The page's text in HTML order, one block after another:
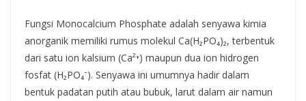
Fungsi Monocalcium Phosphate adalah senyawa kimia
anorganik memiliki rumus molekul Ca(H₂PO₄)₂, terbentuk
dari satu ion kalsium (Ca²⁺) maupun dua ion hidrogen
fosfat (H₂PO₄⁻). Senyawa ini umumnya hadir dalam
bentuk padatan putih atau bubuk, larut dalam air namun